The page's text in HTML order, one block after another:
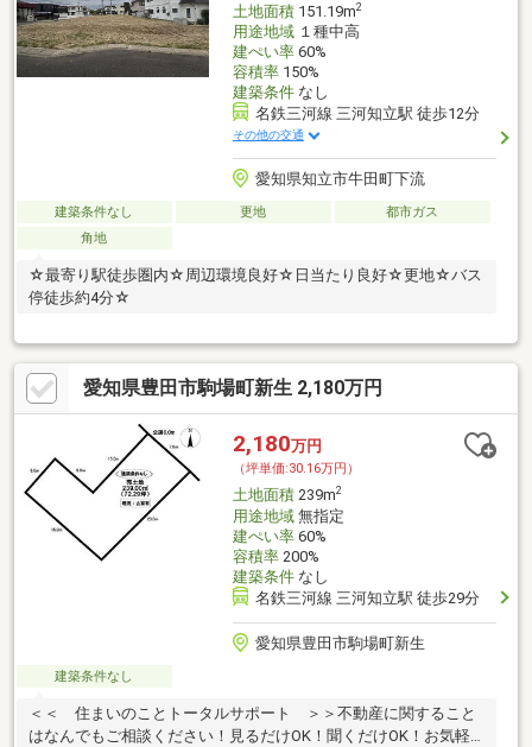
土地面積151.19m2
用途地域１種中高
建ぺい率60%
容積率150%
建築条件なし
名鉄三河線 三河知立駅 徒歩12分
その他の交通
愛知県知立市牛田町下流
建築条件なし 更地
都市ガス
角地
☆最寄り駅徒歩圏内☆周辺環境良好☆日当たり良好☆更地☆バス
停徒歩約4分☆
愛知県豊田市駒場町新生 2,180万円
2,180万円
（坪単価:30.16万円）
土地面積239m2
用途地域無指定
建ぺい率60%
容積率200%
建築条件なし
名鉄三河線 三河知立駅 徒歩29分
愛知県豊田市駒場町新生
建築条件なし
＜＜ 住まいのことトータルサポート ＞＞不動産に関すること
はなんでもご相談ください！見るだけOK！聞くだけOK！お気軽